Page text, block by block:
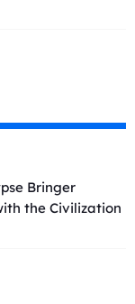
Bringer
the Civilization